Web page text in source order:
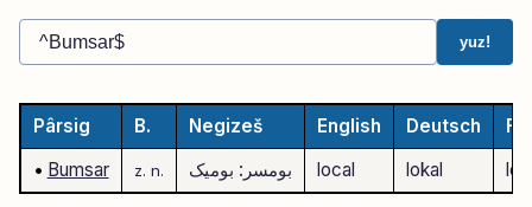
yuz!
Pârsig B. Negizeš English Deutsch
• Bumsar z. n. بومسر: بومیک local lokal